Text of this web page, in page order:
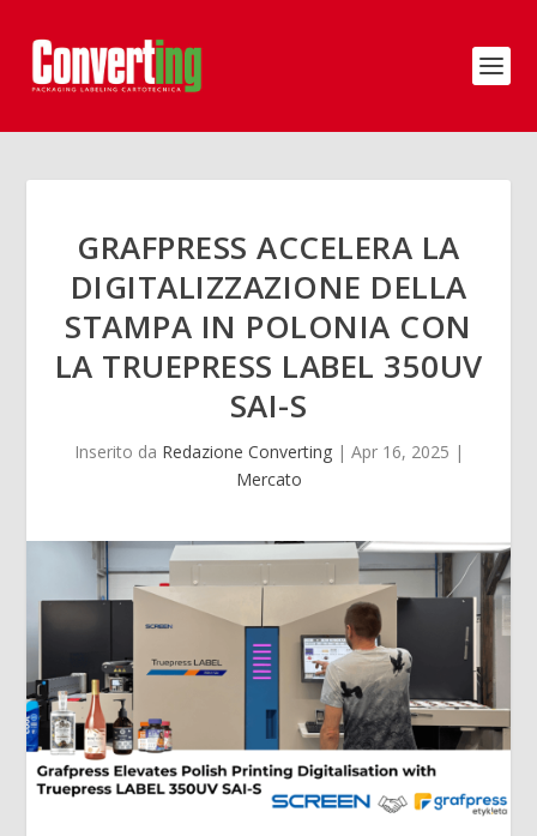
GRAFPRESS ACCELERA LA
DIGITALIZZAZIONE DELLA
STAMPA IN POLONIA CON
LA TRUEPRESS LABEL 350UV
SAI-S
Inserito da Redazione Converting| Apr 16, 2025 |
Mercato